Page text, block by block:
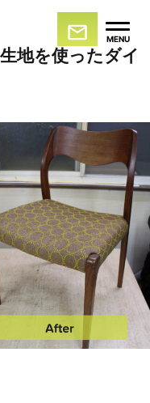
MENU
地を使ったダイ